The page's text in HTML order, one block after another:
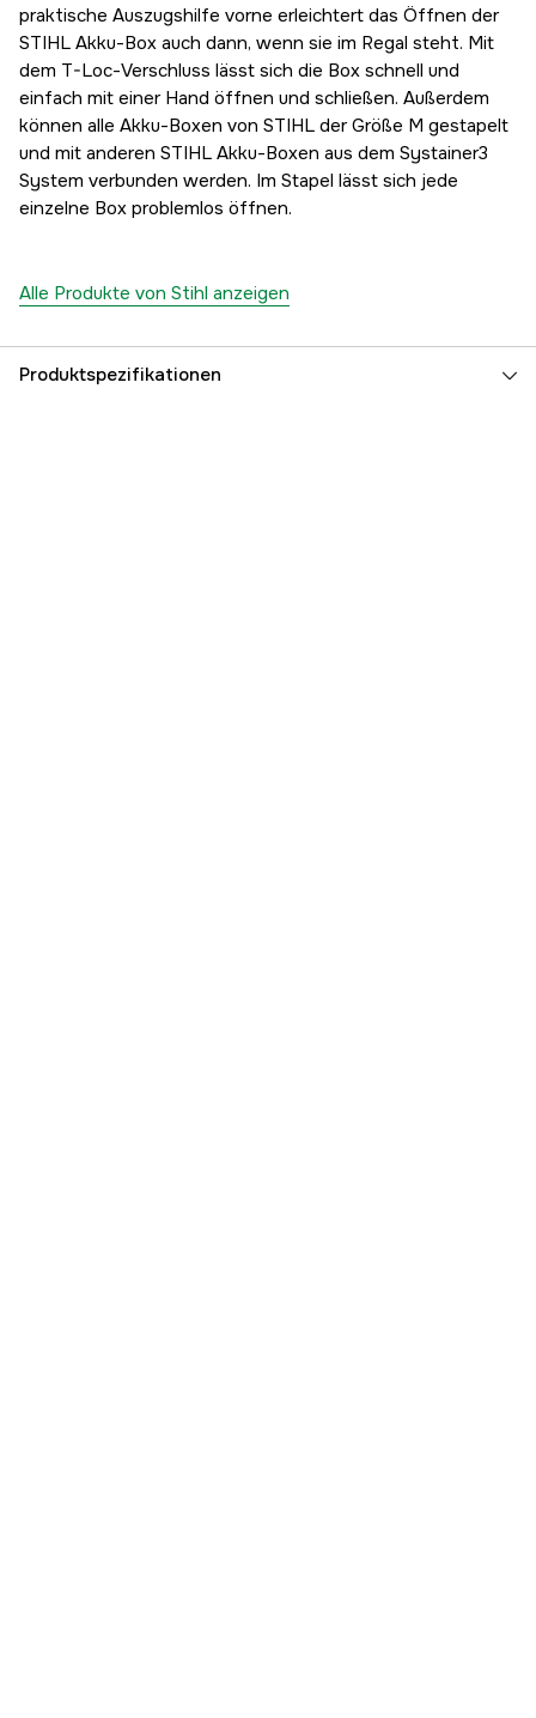
praktische Auszugshilfe vorne erleichtert das Öffnen der
STIHL Akku-Box auch dann, wenn sie im Regal steht. Mit
dem T-Loc-Verschluss lässt sich die Box schnell und
einfach mit einer Hand öffnen und schließen. Außerdem
können alle Akku-Boxen von STIHL der Größe M gestapelt
und mit anderen STIHL Akku-Boxen aus dem Systainer3
System verbunden werden. Im Stapel lässt sich jede
einzelne Box problemlos öffnen.
Alle Produkte von Stihl anzeigen
Produktspezifikationen